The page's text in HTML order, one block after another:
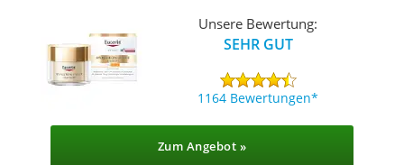
Unsere Bewertung:
SEHR GUT
1164 Bewertungen
Zum Angebot »